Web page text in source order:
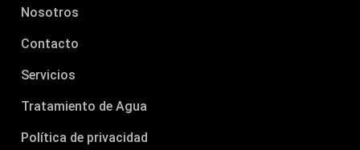
Nosotros
Contacto
Servicios
Tratamiento de Agua
Política de privacidad